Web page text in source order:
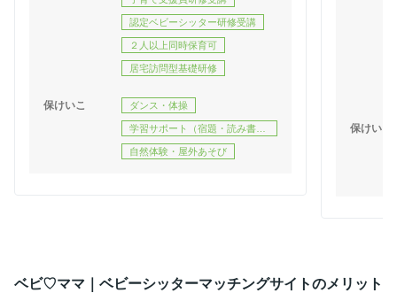
認定ベビーシッター研修受講
２人以上同時保育可
居宅訪問型基礎研修
保けいこ ダンス・体操
学習サポート（宿題・読み書
き）
自然体験・屋外あそび
保けいこ
ベビ♡ママ｜ベビーシッターマッチングサイトのメリット